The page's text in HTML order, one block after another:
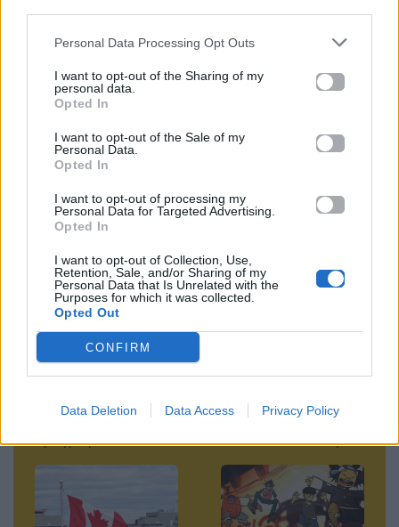
Personal Data Processing Opt Outs
I want to opt-out of the Sharing of my
personal data.
Opted In
I want to opt-out of the Sale of my
Personal Data.
Opted In
I want to opt-out of processing my
Personal Data for Targeted Advertising.
Opted In
I want to opt-out of Collection, Use,
Retention, Sale, and/or Sharing of my
Personal Data that Is Unrelated with the
Purposes for which it was collected.
Opted Out
CONFIRM
Data Deletion Data Access Privacy Policy
Millie Bobby Brown Stranger Things
Mad.gr στο Google
Ακολουθήστε το
Mad.gr στο MSN
Μοιράσου αυτό το άρθρο
Προηγούμενο Επόμενο